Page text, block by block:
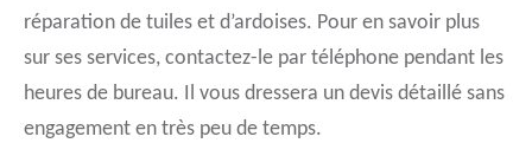
réparation de tuiles et d’ardoises. Pour en savoir plus
sur ses services, contactez-le par téléphone pendant les
heures de bureau. Il vous dressera un devis détaillé sans
engagement en très peu de temps.